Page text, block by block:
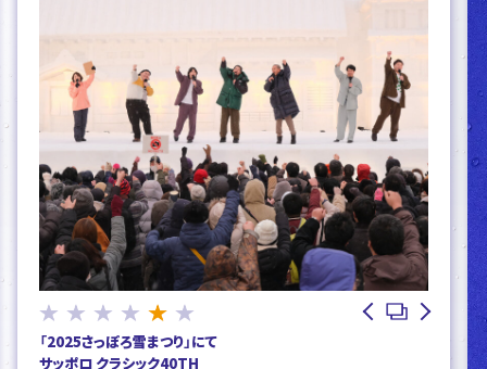
1 2 3 4 5
「2025さっぽろ雪まつり」にて
サッポロ クラシック40TH